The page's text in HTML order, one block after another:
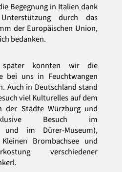
Begegnung in Italien dank
durch das
der Europäischen Union,
bedanken.
später konnten wir die
bei uns in Feuchtwangen
Auch in Deutschland stand
viel Kulturelles auf dem
der Städte Würzburg und
Besuch im
und im Dürer-Museum),
Brombachsee und
verschiedener